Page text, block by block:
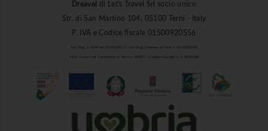
Dreavel
di Let's Travel Srl socio unico
Str. di San Martino 104, 05100 Terni - Italy
P. IVA e Codice fiscale 01500920556
Aut. Reg. n. 1849 del 27/03/2013 | Iscr. Reg. Imprese di Terni n. 01500920556
R.E.A. Camera di Commercio di Terni n. 101937 | Capitale Sociale i.v. € 10.000,00